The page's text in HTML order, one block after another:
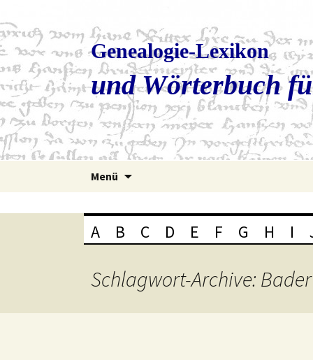
Genealogie-Lexikon
und Wörterbuch
Menü
A B C D E F G H I
Schlagwort-Archive: Bader